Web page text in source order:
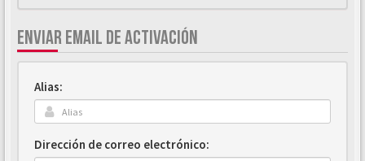
ENVIAR EMAIL DE ACTIVACIÓN
Alias:
Dirección de correo electrónico: